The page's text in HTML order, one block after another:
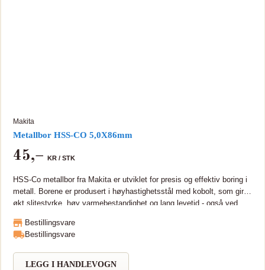
Makita
Metallbor HSS-CO 5,0X86mm
45,– KR / STK
HSS-Co metallbor fra Makita er utviklet for presis og effektiv boring i
metall. Borene er produsert i høyhastighetsstål med kobolt, som gir
økt slitestyrke, høy varmebestandighet og lang levetid - også ved
DIN338 M35 med stål og 5% kobolt. Boret er da sterkere og med
lengre levetid sammenlignet med ordinære metallbor. Boret er laget i
hardt metall.
Bestillingsvare
Bestillingsvare
LEGG I HANDLEVOGN